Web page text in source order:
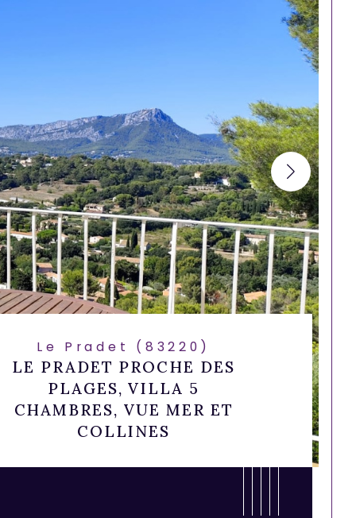
Le Pradet (83220)
LE PRADET PROCHE DES
PLAGES, VILLA 5
CHAMBRES, VUE MER ET
COLLINES